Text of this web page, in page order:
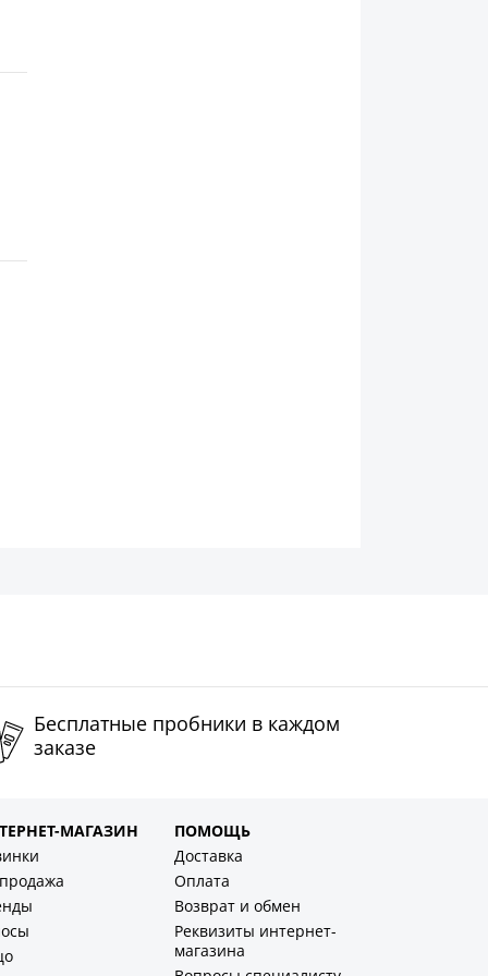
Бесплатные пробники в каждом
заказе
МАГАЗИН
ПОМОЩЬ
Доставка
Оплата
Возврат и обмен
Реквизиты интернет-
магазина